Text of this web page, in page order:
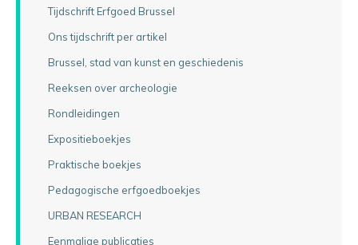
Tijdschrift Erfgoed Brussel
Ons tijdschrift per artikel
Brussel, stad van kunst en geschiedenis
Reeksen over archeologie
Rondleidingen
Expositieboekjes
Praktische boekjes
Pedagogische erfgoedboekjes
URBAN RESEARCH
Eenmalige publicaties